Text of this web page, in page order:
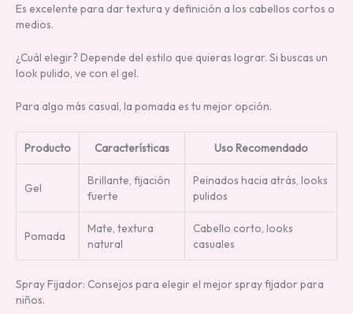
Es excelente para dar textura y definición a los cabellos cortos o
medios.
¿Cuál elegir? Depende del estilo que quieras lograr. Si buscas un
look pulido, ve con el gel.
Para algo más casual, la pomada es tu mejor opción.
Producto Características Uso Recomendado
Gel
Brillante, fijación
fuerte
Peinados hacia atrás, looks
pulidos
Pomada
Mate, textura
natural
Cabello corto, looks
casuales
Spray Fijador: Consejos para elegir el mejor spray fijador para
niños.